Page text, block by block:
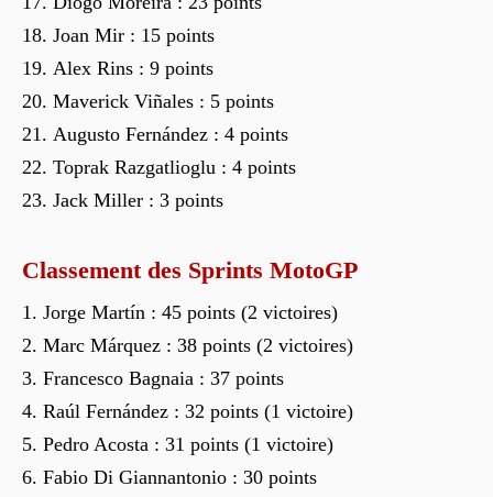
Joan Mir : 15 points
Alex Rins : 9 points
Maverick Viñales : 5 points
Augusto Fernández : 4 points
Toprak Razgatlioglu : 4 points
Jack Miller : 3 points
Classement des Sprints MotoGP
Jorge Martín : 45 points (2 victoires)
Marc Márquez : 38 points (2 victoires)
Francesco Bagnaia : 37 points
Raúl Fernández : 32 points (1 victoire)
Pedro Acosta : 31 points (1 victoire)
Fabio Di Giannantonio : 30 points